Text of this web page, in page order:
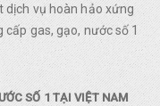
dịch vụ hoàn hảo xứng
gas, gạo, nước số 1
SỐ 1 TẠI VIỆT NAM